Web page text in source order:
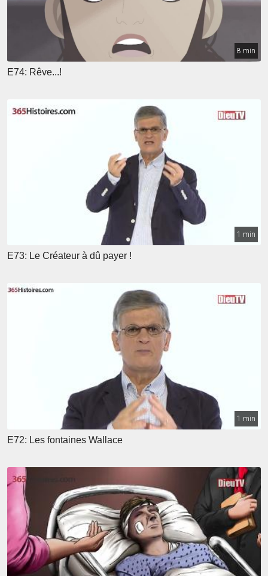
8 min
E74: Rêve...!
1 min
E73: Le Créateur à dû payer !
1 min
E72: Les fontaines Wallace